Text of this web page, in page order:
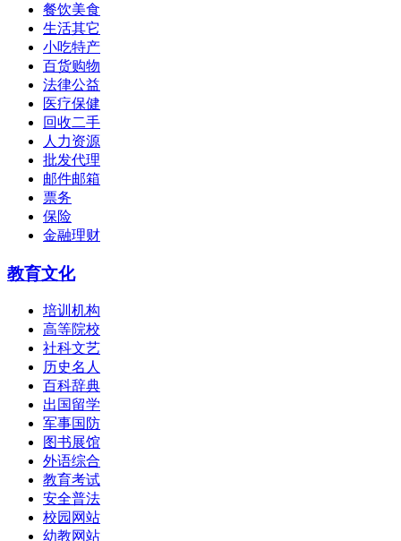
餐饮美食
生活其它
小吃特产
百货购物
法律公益
医疗保健
回收二手
人力资源
批发代理
邮件邮箱
票务
保险
金融理财
教育文化
培训机构
高等院校
社科文艺
历史名人
百科辞典
出国留学
军事国防
图书展馆
外语综合
教育考试
安全普法
校园网站
幼教网站